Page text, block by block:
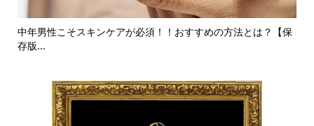
中年男性こそスキンケアが必須！！おすすめの方法とは？【保
存版...